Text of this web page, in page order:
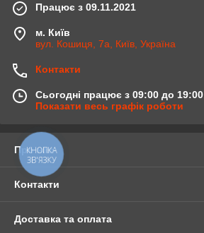
Працює з 09.11.2021
м. Київ
вул. Кошиця, 7а, Київ, Україна
Контакти
Сьогодні працює з 09:00 до 19:00
Показати весь графік роботи
Про нас
Контакти
Доставка та оплата
КНОПКА
ЗВ'ЯЗКУ